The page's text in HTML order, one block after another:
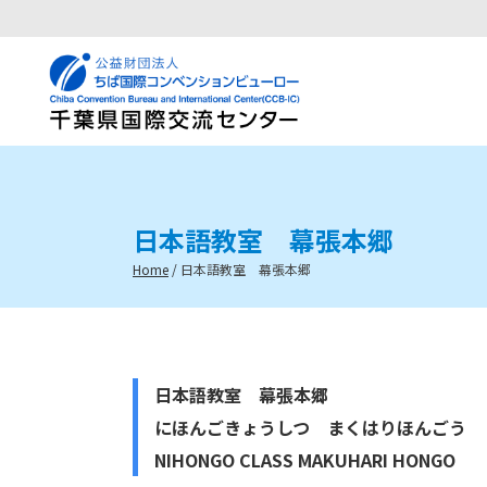
日本語教室 幕張本郷
Home / 日本語教室 幕張本郷
日本語教室 幕張本郷
にほんごきょうしつ まくはりほんごう
NIHONGO CLASS MAKUHARI HONGO